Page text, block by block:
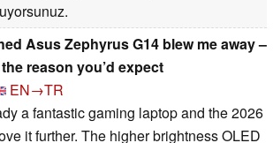
Asus Zephyrus G14 blew me away –
reason you’d expect
EN→TR
a fantastic gaming laptop and the 2026
it further. The higher brightness OLED